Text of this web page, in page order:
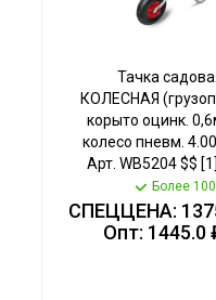
Тачка
КОЛЕСНАЯ
корыто оцинк.
колесо пневм.
Арт. WB5204 $$
урожай
Более
СПЕЦЦЕНА:
Опт: 1445.0